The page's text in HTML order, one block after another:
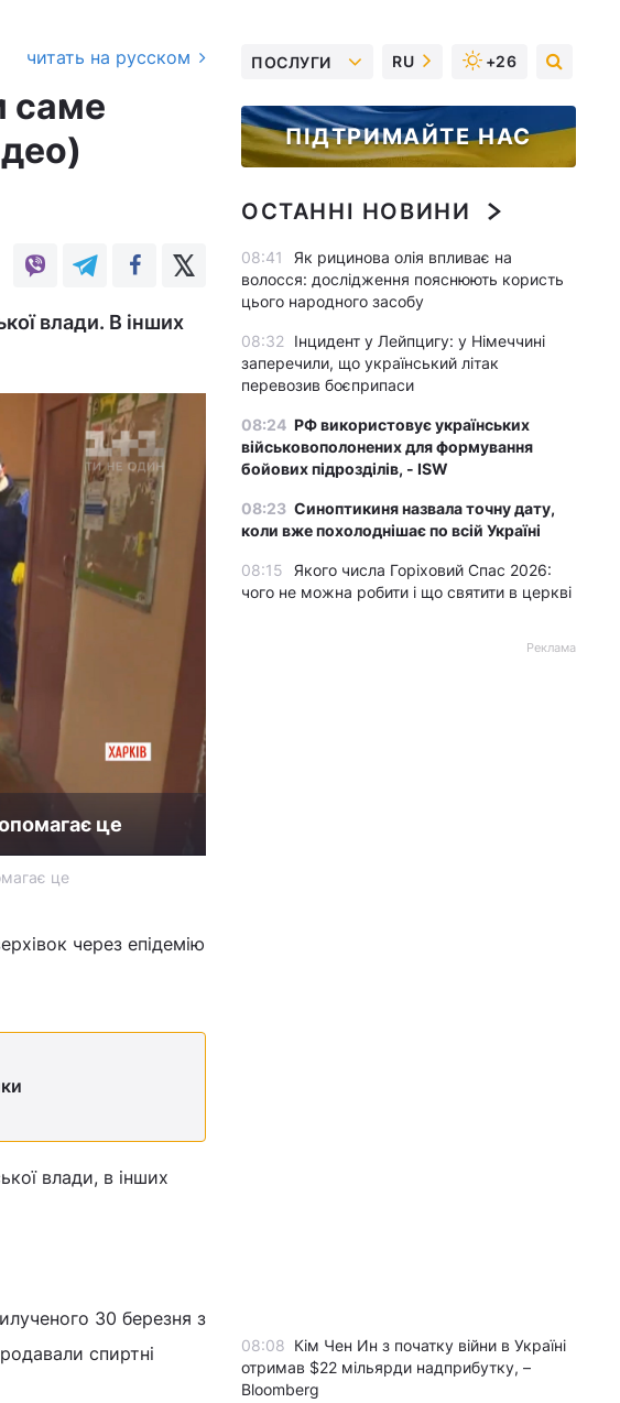
читать на русском
саме
влади. В інших
це
це
через епідемію
влади, в інших
30 березня з
спиртні
ПОСЛУГИ RU +26
ПІДТРИМАЙТЕ НАС
ОСТАННІ НОВИНИ
08:41
Як рицинова олія впливає на
волосся: дослідження пояснюють користь
цього народного засобу
08:32
Інцидент у Лейпцигу: у Німеччині
заперечили, що український літак
перевозив боєприпаси
08:24 РФ використовує українських
військовополонених для формування
бойових підрозділів, - ISW
08:23 Синоптикиня назвала точну дату,
коли вже похолоднішає по всій Україні
08:15
Якого числа Горіховий Спас 2026:
чого не можна робити і що святити в церкві
Реклама
08:08 Кім Чен Ин з початку війни в Україні
отримав $22 мільярди надприбутку, –
Bloomberg